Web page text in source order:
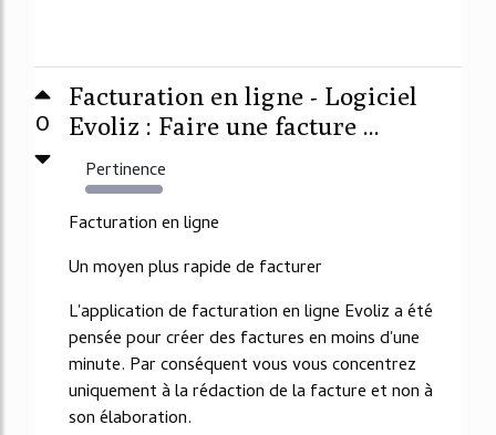
0
Facturation en ligne - Logiciel
Evoliz : Faire une facture ...
Pertinence
368%
Facturation en ligne
Un moyen plus rapide de facturer
L'application de facturation en ligne Evoliz a été
pensée pour créer des factures en moins d'une
minute. Par conséquent vous vous concentrez
uniquement à la rédaction de la facture et non à
son élaboration.